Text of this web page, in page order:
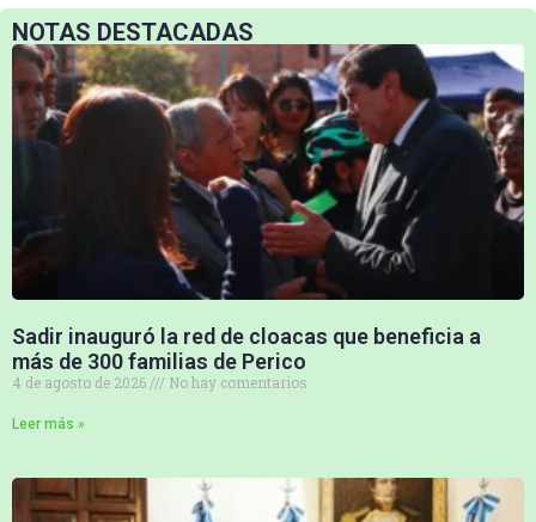
NOTAS DESTACADAS
Sadir inauguró la red de cloacas que beneficia a
más de 300 familias de Perico
4 de agosto de 2026 No hay comentarios
Leer más »